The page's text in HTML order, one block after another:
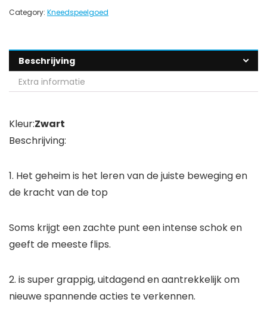
Category: Kneedspeelgoed
Beschrijving
Extra informatie
Kleur:Zwart
Beschrijving:
1. Het geheim is het leren van de juiste beweging en
de kracht van de top
Soms krijgt een zachte punt een intense schok en
geeft de meeste flips.
2. is super grappig, uitdagend en aantrekkelijk om
nieuwe spannende acties te verkennen.